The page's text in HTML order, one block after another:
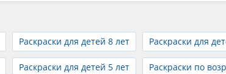
Раскраски для детей 8 лет Раскраски для
Раскраски для детей 5 лет Раскраски по